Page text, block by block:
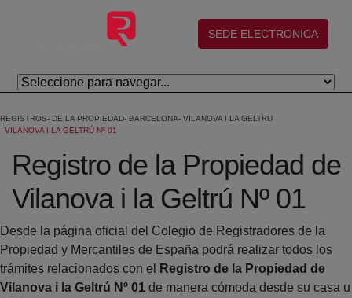
Skip to Main Content
(abre en nueva ventana)
SEDE ELECTRONICA
REGISTROS DE LA PROPIEDAD BARCELONA
VILANOVA I LA GELTRU
VILANOVA I LA GELTRÚ Nº 01
Registro de la Propiedad de
Vilanova i la Geltrú Nº 01
Desde la página oficial del Colegio de Registradores de la
Propiedad y Mercantiles de España podrá realizar todos los
trámites relacionados con el
Registro de la Propiedad de
Vilanova i la Geltrú Nº 01 de manera cómoda desde su casa u